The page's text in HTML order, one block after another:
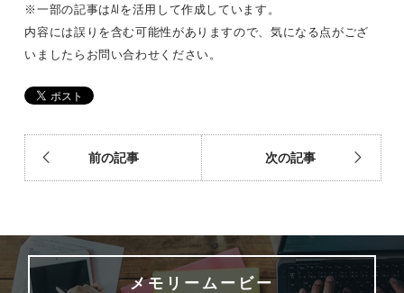
※一部の記事はAIを活用して作成しています。
内容には誤りを含む可能性がありますので、気になる点がござ
いましたらお問い合わせください。
前の記事 次の記事
メモリームービー